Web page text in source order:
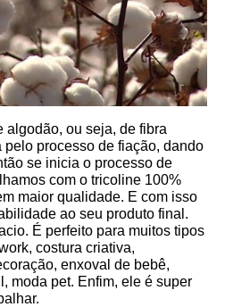
algodão, ou seja, de fibra
pelo processo de fiação, dando
se inicia o processo de
com o tricoline 100%
maior qualidade. E com isso
ao seu produto final.
É perfeito para muitos tipos
costura criativa,
enxoval de bebê,
moda pet. Enfim, ele é super